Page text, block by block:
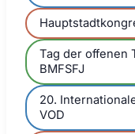
Tag der offenen
BMFSFJ
20.
VOD